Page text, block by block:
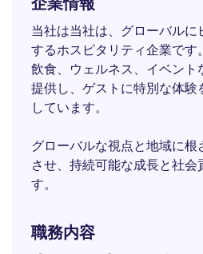
当社は当社は、グローバルに
するホスピタリティ企業です
飲食、ウェルネス、イベント
提供し、ゲストに特別な体験
しています。
グローバルな視点と地域に根
させ、持続可能な成長と社会
す。
職務内容